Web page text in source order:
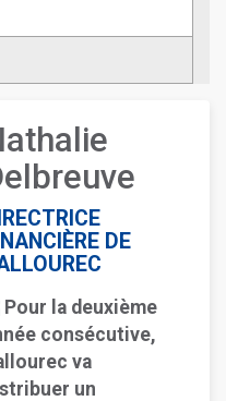
DE
Pour la deuxième
consécutive,
va
un